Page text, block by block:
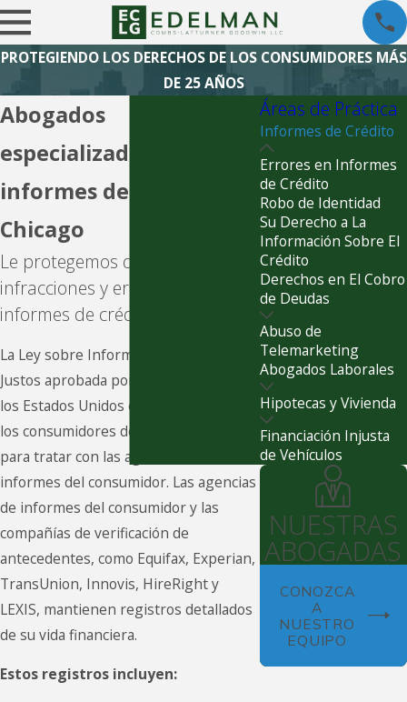
PROTEGIENDO LOS DERECHOS DE LOS CONSUMIDORES MÁS
DE 25 AÑOS
Abogados
especializados en
informes de crédito en
Chicago
Le protegemos de las
infracciones y errores en los
informes de crédito
La Ley sobre Informes de Crédito
Justos aprobada por el Congreso de
los Estados Unidos en 1970 otorga a
los consumidores derechos específicos
para tratar con las agencias de
informes del consumidor. Las agencias
de informes del consumidor y las
compañías de verificación de
antecedentes, como Equifax, Experian,
TransUnion, Innovis, HireRight y
LEXIS, mantienen registros detallados
de su vida financiera.
Estos registros incluyen:
Áreas de Práctica
Informes de Crédito
Errores en Informes
de Crédito
Robo de Identidad
Su Derecho a La
Información Sobre El
Crédito
Derechos en El Cobro
de Deudas
Abuso de
Telemarketing
Abogados Laborales
Hipotecas y Vivienda
Financiación Injusta
de Vehículos
NUESTRAS
ABOGADAS
CONOZCA
A
NUESTRO
EQUIPO